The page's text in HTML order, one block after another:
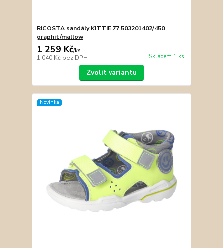
RICOSTA sandály KITTIE 77 503201402/450
graphit/mallow
1 259 Kč/ks
1 040 Kč bez DPH Skladem 1 ks
Zvolit variantu
Novinka